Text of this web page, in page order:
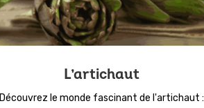
L’artichaut
Découvrez le monde fascinant de l'artichaut :